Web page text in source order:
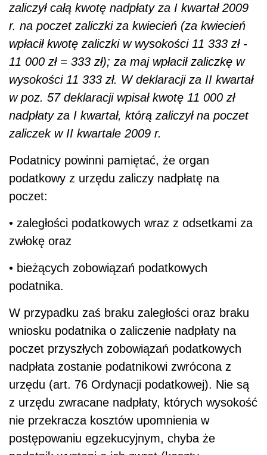
zaliczył całą kwotę nadpłaty za I kwartał 2009
r. na poczet zaliczki za kwiecień (za kwiecień
wpłacił kwotę zaliczki w wysokości 11 333 zł -
11 000 zł = 333 zł); za maj wpłacił zaliczkę w
wysokości 11 333 zł. W deklaracji za II kwartał
w poz. 57 deklaracji wpisał kwotę 11 000 zł
nadpłaty za I kwartał, którą zaliczył na poczet
zaliczek w II kwartale 2009 r.
Podatnicy powinni pamiętać, że organ
podatkowy z urzędu zaliczy nadpłatę na
poczet:
• zaległości podatkowych wraz z odsetkami za
zwłokę oraz
• bieżących zobowiązań podatkowych
podatnika.
W przypadku zaś braku zaległości oraz braku
wniosku podatnika o zaliczenie nadpłaty na
poczet przyszłych zobowiązań podatkowych
nadpłata zostanie podatnikowi zwrócona z
urzędu (art. 76 Ordynacji podatkowej). Nie są
z urzędu zwracane nadpłaty, których wysokość
nie przekracza kosztów upomnienia w
postępowaniu egzekucyjnym, chyba że